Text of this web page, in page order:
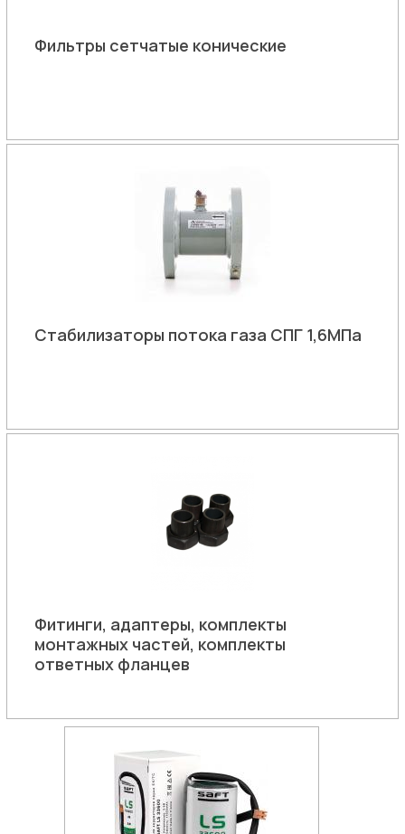
Фильтры сетчатые конические
Стабилизаторы потока газа СПГ 1,6МПа
Фитинги, адаптеры, комплекты
монтажных частей, комплекты
ответных фланцев